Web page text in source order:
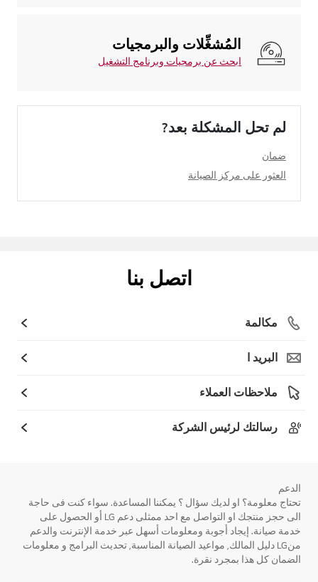
المُشغِّلات والبرمجيات
ابحث عن برمجيات وبرنامج التشغيل
لم تحل المشكلة بعد?
ضمان
العثور على مركز الصيانة
اتصل بنا
مكالمة
البريد ا
ملاحظات العملاء
رسالتك لرئيس الشركة
الدعم
تحتاج معلومة؟ او لديك سؤال ؟ يمكننا المساعدة. سواء كنت فى حاجة
الى حجز منتجك او التواصل مع احد ممثلى دعم LG أو الحصول على
خدمة صيانة. إيجاد أجوبة ومعلومات أسهل عبر خدمة الإنترنت والدعم
منLG دليل المالك, مواعيد الصيانة المناسبة, تحديث البرامج و معلومات
الضمان كل هذا بمجرد نقرة.